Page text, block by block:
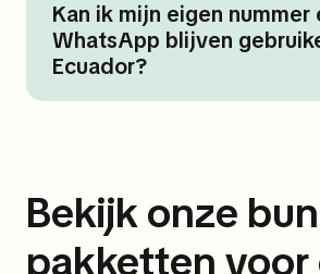
Kan ik mijn eigen nummer
WhatsApp blijven
Ecuador?
Bekijk onze
pakketten voor